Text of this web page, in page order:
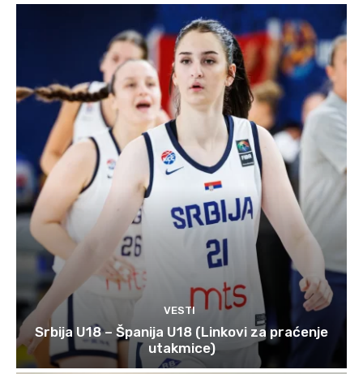
VESTI
Srbija U18 – Španija U18 (Linkovi za praćenje
utakmice)